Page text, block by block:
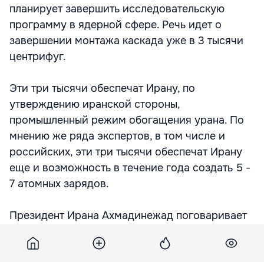
планирует завершить исследовательскую
программу в ядерной сфере. Речь идет о
завершении монтажа каскада уже в 3 тысячи
центрифуг.
Эти три тысячи обеспечат Ирану, по
утверждению иранской стороны,
промышленный режим обогащения урана. По
мнению же ряда экспертов, в том числе и
российских, эти три тысячи обеспечат Ирану
еще и возможность в течение года создать 5 -
7 атомных зарядов.
Президент Ирана Ахмадинежад поговаривает
которая будет получена после пуска 60 тысяч